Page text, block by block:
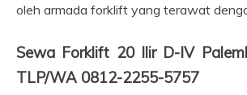
oleh armada forklift yang terawat
Sewa Forklift 20 Ilir D-IV
TLP/WA 0812-2255-5757